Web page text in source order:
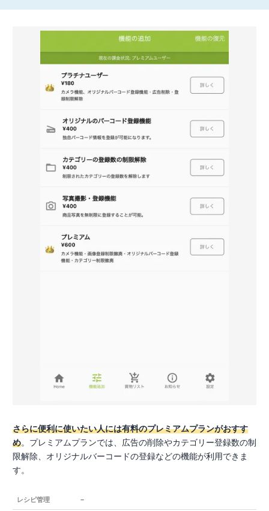
さらに便利に使いたい人には有料のプレミアムプランがおすす
め。プレミアムプランでは、広告の削除やカテゴリー登録数の制
限解除、オリジナルバーコードの登録などの機能が利用できま
す。
レシピ管理 －